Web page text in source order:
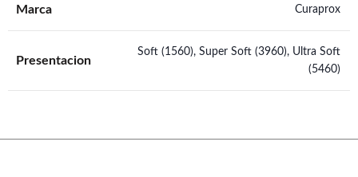
Marca Curaprox
Presentacion
Soft (1560), Super Soft (3960), Ultra Soft
(5460)